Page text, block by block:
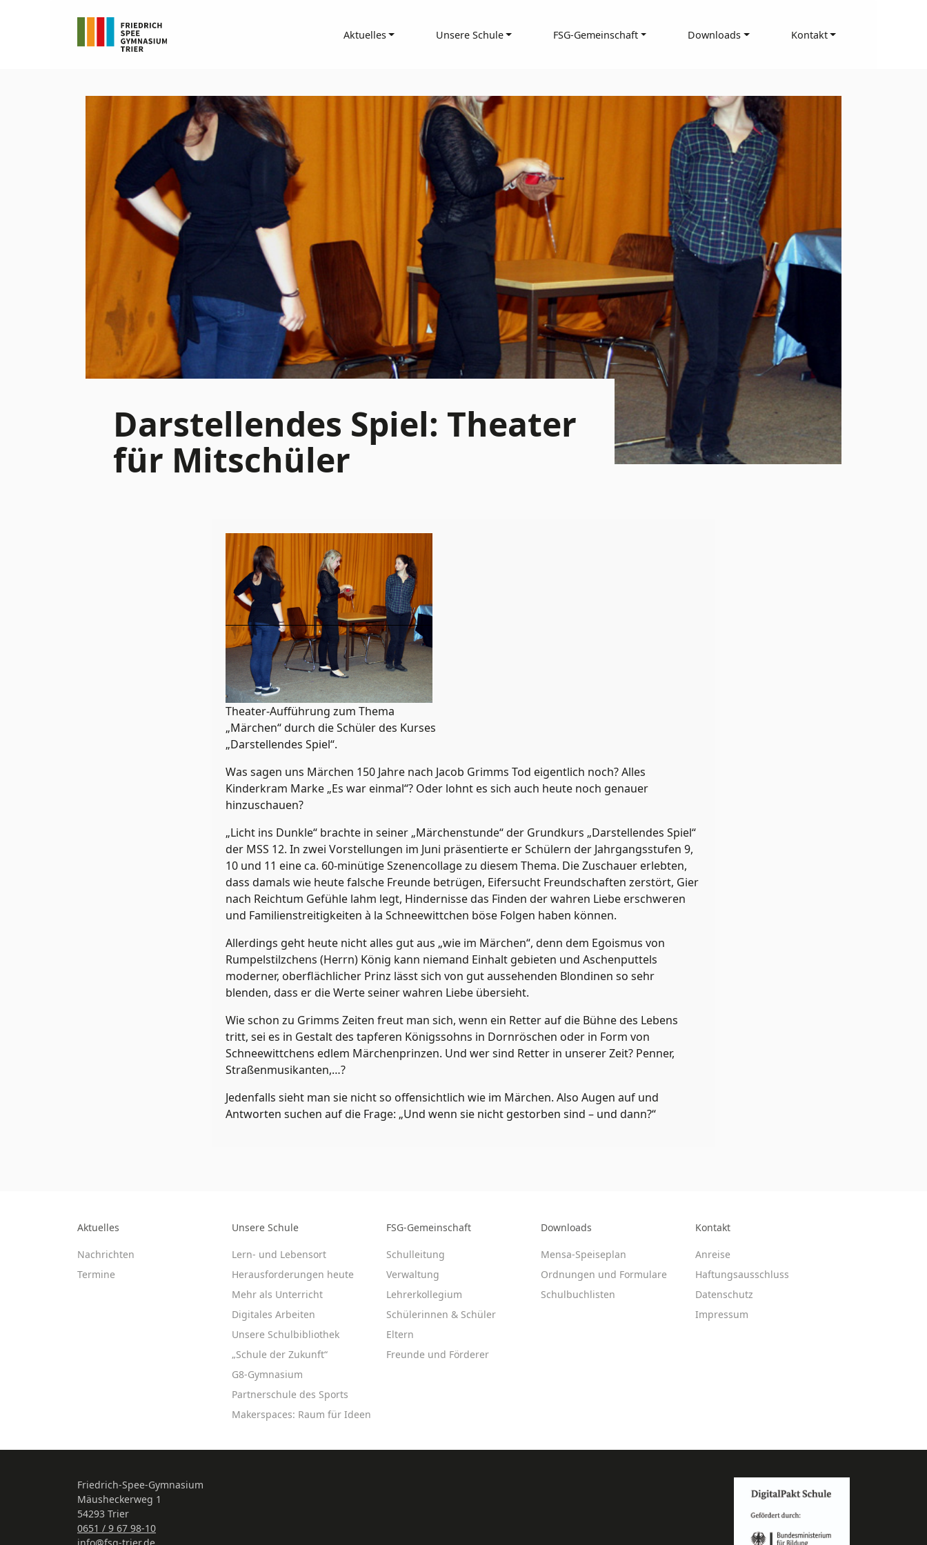
Aktuelles Unsere Schule FSG-Gemeinschaft Downloads Kontakt
Darstellendes Spiel: Theater
für Mitschüler
Theater-Aufführung zum Thema
„Märchen“ durch die Schüler des Kurses
„Darstellendes Spiel“.
Was sagen uns Märchen 150 Jahre nach Jacob Grimms Tod eigentlich noch? Alles
Kinderkram Marke „Es war einmal“? Oder lohnt es sich auch heute noch genauer
hinzuschauen?
„Licht ins Dunkle“ brachte in seiner „Märchenstunde“ der Grundkurs „Darstellendes Spiel“
der MSS 12. In zwei Vorstellungen im Juni präsentierte er Schülern der Jahrgangsstufen 9,
10 und 11 eine ca. 60-minütige Szenencollage zu diesem Thema. Die Zuschauer erlebten,
dass damals wie heute falsche Freunde betrügen, Eifersucht Freundschaften zerstört, Gier
nach Reichtum Gefühle lahm legt, Hindernisse das Finden der wahren Liebe erschweren
und Familienstreitigkeiten à la Schneewittchen böse Folgen haben können.
Allerdings geht heute nicht alles gut aus „wie im Märchen“, denn dem Egoismus von
Rumpelstilzchens (Herrn) König kann niemand Einhalt gebieten und Aschenputtels
moderner, oberflächlicher Prinz lässt sich von gut aussehenden Blondinen so sehr
blenden, dass er die Werte seiner wahren Liebe übersieht.
Wie schon zu Grimms Zeiten freut man sich, wenn ein Retter auf die Bühne des Lebens
tritt, sei es in Gestalt des tapferen Königssohns in Dornröschen oder in Form von
Schneewittchens edlem Märchenprinzen. Und wer sind Retter in unserer Zeit? Penner,
Straßenmusikanten,…?
Jedenfalls sieht man sie nicht so offensichtlich wie im Märchen. Also Augen auf und
Antworten suchen auf die Frage: „Und wenn sie nicht gestorben sind – und dann?“
Aktuelles
Nachrichten
Termine
Unsere Schule
Lern- und Lebensort
Herausforderungen heute
Mehr als Unterricht
Digitales Arbeiten
Unsere Schulbibliothek
„Schule der Zukunft“
G8-Gymnasium
Partnerschule des Sports
Makerspaces: Raum für Ideen
FSG-Gemeinschaft
Schulleitung
Verwaltung
Lehrerkollegium
Schülerinnen & Schüler
Eltern
Freunde und Förderer
Downloads
Mensa-Speiseplan
Ordnungen und Formulare
Schulbuchlisten
Kontakt
Anreise
Haftungsausschluss
Datenschutz
Impressum
Friedrich-Spee-Gymnasium
Mäusheckerweg 1
54293 Trier
0651 / 9 67 98-10